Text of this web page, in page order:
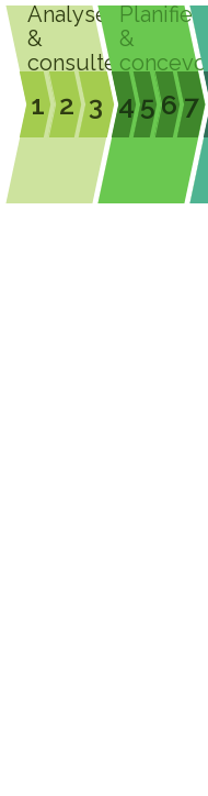
Analyser
&
consulter
1 2 3
Planifier
&
concevoir
4 567